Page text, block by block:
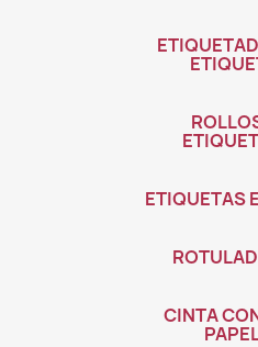
ETIQUETAS
CINTA